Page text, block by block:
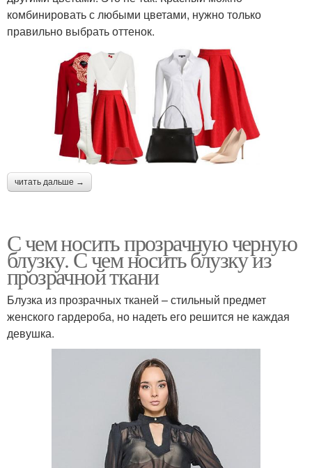
комбинировать с любыми цветами, нужно только
правильно выбрать оттенок.
читать дальше →
С чем носить прозрачную черную
блузку. С чем носить блузку из
прозрачной ткани
Блузка из прозрачных тканей – стильный предмет
женского гардероба, но надеть его решится не каждая
девушка.